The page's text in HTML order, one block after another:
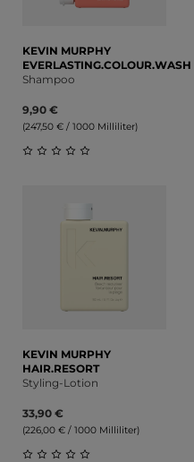
KEVIN MURPHY
EVERLASTING.COLOUR.WASH
Shampoo
9,90 €
(247,50 € / 1000 Milliliter)
KEVIN MURPHY
HAIR.RESORT
Styling-Lotion
33,90 €
(226,00 € / 1000 Milliliter)